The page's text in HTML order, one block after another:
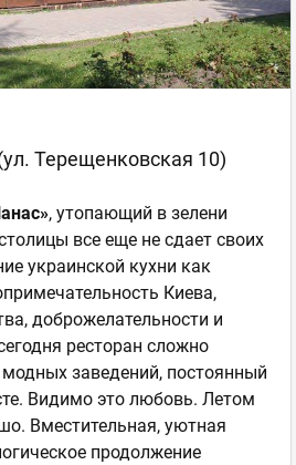
Терещенковская 10)
, утопающий в зелени
все еще не сдает своих
украинской кухни как
Киева,
доброжелательности и
ресторан сложно
заведений, постоянный
Видимо это любовь. Летом
Вместительная, уютная
продолжение